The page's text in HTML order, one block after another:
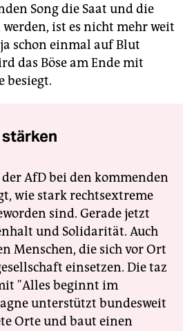
Song die Saat und die
ist es nicht mehr weit
schon einmal auf Blut
das Böse am Ende mit
besiegt.
AfD bei den kommenden
wie stark rechtsextreme
sind. Gerade jetzt
und Solidarität. Auch
Menschen, die sich vor Ort
einsetzen. Die taz
"Alles beginnt im
unterstützt bundesweit
Orte und baut einen